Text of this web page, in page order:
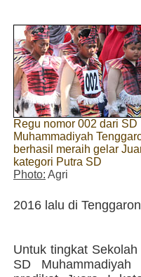
Regu nomor 002 dari SD
Muhammadiyah
berhasil meraih gelar
kategori Putra SD
Photo: Agri
2016 lalu di
Untuk tingkat
SD Muhammadiyah